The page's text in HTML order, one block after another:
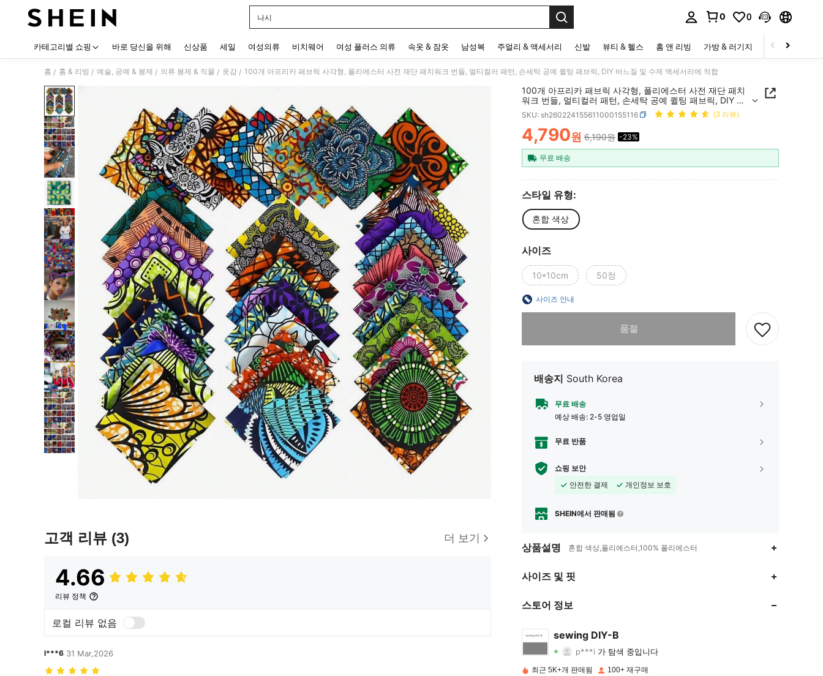
나시
0 0
카테고리별 쇼핑 바로 당신을 위해 신상품 세일 여성의류 비치웨어 여성 플러스 의류 속옷 & 잠옷 남성복 주얼리 & 액세서리 신발 뷰티 & 헬스 홈 앤 리빙 가방 & 러기지 스포츠 & 아웃
홈 / 홈 & 리빙 / 예술, 공예 & 봉제 / 의류 봉제 & 직물 / 옷감 / 100개 아프리카 패브릭 사각형, 폴리에스터 사전 재단 패치워크 번들, 멀티컬러 패턴, 손세탁 공예 퀼팅 패브릭, DIY 바느질 및 수제 액세서리에 적합
고객 리뷰 (3) 더 보기
4.66
리뷰 정책
로컬 리뷰 없음
l***6 31 Mar,2026
100개 아프리카 패브릭 사각형, 폴리에스터 사전 재단 패치
워크 번들, 멀티컬러 패턴, 손세탁 공예 퀼팅 패브릭, DIY 바
느질 및 수제 액세서리에 적합
SKU: sh260224155611000155116 (3 리뷰)
PRICE AND AVAILABILITY
4,790원 6,190원 -23%
무료 배송
스타일 유형:
혼합 색상
사이즈
10*10cm 50정
사이즈 안내
품절
배송지 South Korea
무료 배송
예상 배송: 2-5 영업일
무료 반품
쇼핑 보안
안전한 결제
개인정보 보호
SHEIN에서 판매됨
상품설명 혼합 색상,폴리에스터,100% 폴리에스터
사이즈 및 핏
스토어 정보
sewing DIY-B
4.75
4.75
4.75 등급 40아이템 205
최근 5K+개 판매됨 100+ 재구매